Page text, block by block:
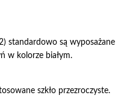
standardowo są wyposażane
w kolorze białym.
szkło przezroczyste.